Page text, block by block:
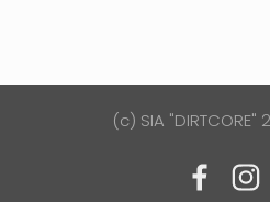
(c) SIA